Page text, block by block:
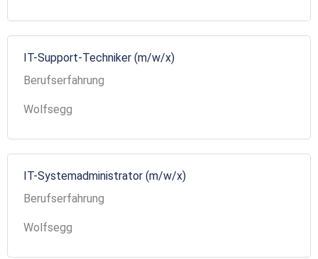
IT-Support-Techniker (m/w/x)
Berufserfahrung
Wolfsegg
IT-Systemadministrator (m/w/x)
Berufserfahrung
Wolfsegg